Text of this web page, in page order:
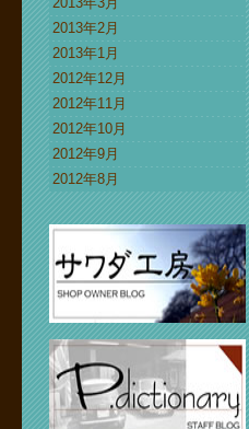
2013年2月
2013年1月
2012年12月
2012年11月
2012年10月
2012年9月
2012年8月